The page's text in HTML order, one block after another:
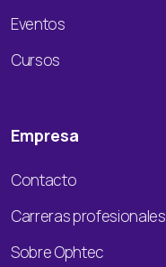
Eventos
Cursos
Empresa
Contacto
Carreras profesionales
Sobre Ophtec